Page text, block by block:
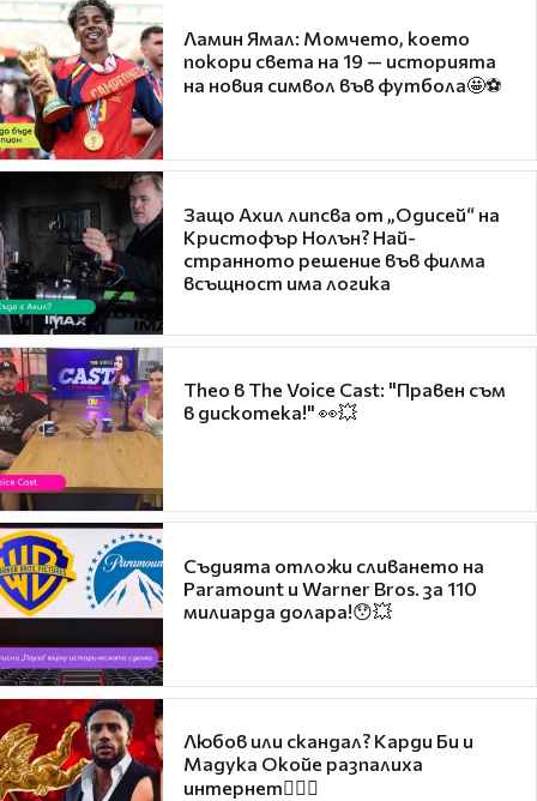
Ламин Ямал: Момчето, което
покори света на 19 — историята
на новия символ във футбола🤩⚽
Защо Ахил липсва от „Одисей“ на
Кристофър Нолън? Най-
странното решение във филма
всъщност има логика
Theo в The Voice Cast: "Правен съм
в дискотека!" 👀💥
Съдията отложи сливането на
Paramount и Warner Bros. за 110
милиарда долара!😯💥
Любов или скандал? Карди Би и
Мадука Окойе разпалиха
интернет❤️‍🔥🔥